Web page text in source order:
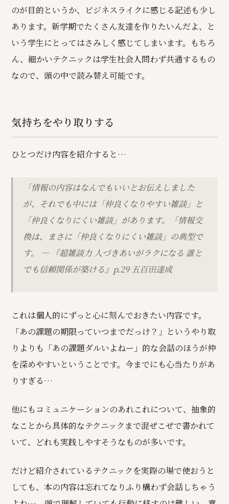
のが目的というか、ビジネスライクに感じる記述も少し
あります。新学期でたくさん友達を作りたいんだよ、と
いう学生にとってはさみしく感じてしまいます。もちろ
ん、細かいテクニックは学生社会人問わず共通するもの
なので、頭の中で読み替え可能です。
気持ちをやり取りする
ひとつだけ内容を紹介すると…
「情報の内容はなんでもいいとお伝えしました
が、それでも中には「仲良くなりやすい雑談」と
「仲良くなりにくい雑談」があります。「情報交
換は、まさに「仲良くなりにくい雑談」の典型で
す。 — 『超雑談力 人づきあいがラクになる 誰と
でも信頼関係が築ける』p.29 五百田達成
これは個人的にずっと心に刻んでおきたい内容です。
「あの課題の期限っていつまでだっけ？」というやり取
りよりも「あの課題ダルいよねー」的な会話のほうが仲
を深めやすいということです。今までにも心当たりがあ
りすぎる…
他にもコミュニケーションのあれこれについて、抽象的
なことから具体的なテクニックまで混ぜこぜで書かれて
いて、どれも実践しやすそうなものが多いです。
だけど紹介されているテクニックを実際の場で使おうと
しても、本の内容は忘れてなりふり構わず会話しちゃう